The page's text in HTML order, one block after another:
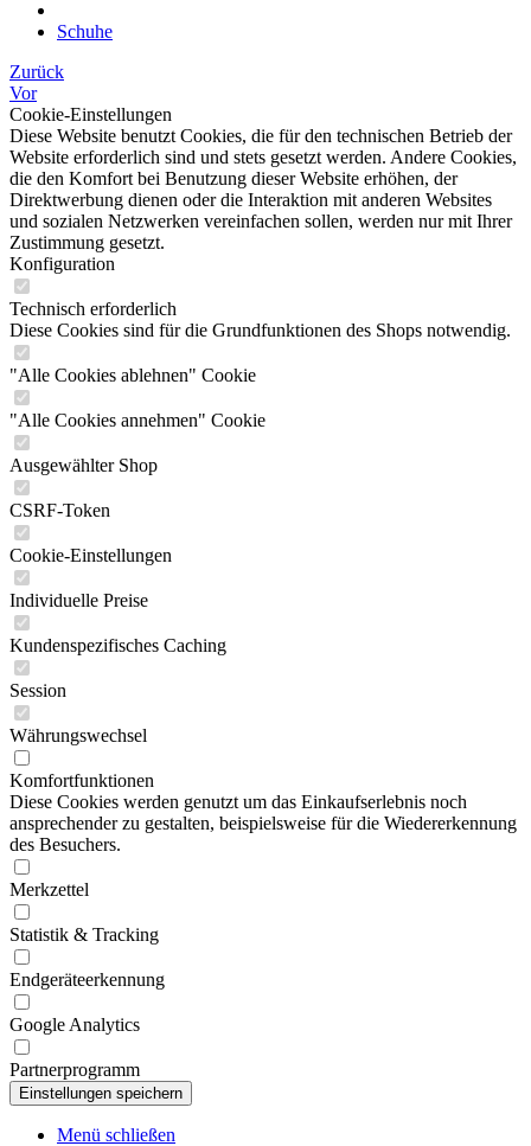
Schuhe
Zurück
Vor
Cookie-Einstellungen
Diese Website benutzt Cookies, die für den technischen Betrieb der
Website erforderlich sind und stets gesetzt werden. Andere Cookies,
die den Komfort bei Benutzung dieser Website erhöhen, der
Direktwerbung dienen oder die Interaktion mit anderen Websites
und sozialen Netzwerken vereinfachen sollen, werden nur mit Ihrer
Zustimmung gesetzt.
Konfiguration
Technisch erforderlich
Diese Cookies sind für die Grundfunktionen des Shops notwendig.
"Alle Cookies ablehnen" Cookie
"Alle Cookies annehmen" Cookie
Ausgewählter Shop
CSRF-Token
Cookie-Einstellungen
Individuelle Preise
Kundenspezifisches Caching
Session
Währungswechsel
Komfortfunktionen
Diese Cookies werden genutzt um das Einkaufserlebnis noch
ansprechender zu gestalten, beispielsweise für die Wiedererkennung
des Besuchers.
Merkzettel
Statistik & Tracking
Endgeräteerkennung
Google Analytics
Partnerprogramm
Menü schließen